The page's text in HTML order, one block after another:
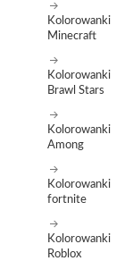
Kolorowanki
Minecraft
Kolorowanki
Brawl Stars
Kolorowanki
Among
Kolorowanki
fortnite
Kolorowanki
Roblox